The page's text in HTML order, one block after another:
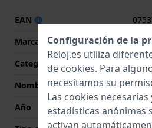
EAN
Marca
Categoría
Nombre
Año
Configuración de la
Reloj.es utiliza
de cookies. Para
necesitamos su
Las cookies necesarias
estadísticas anónimas
activan